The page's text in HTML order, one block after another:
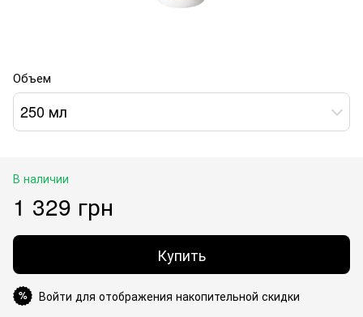
Объем
250 мл
В наличии
1 329 грн
Купить
% Войти для отображения накопительной скидки